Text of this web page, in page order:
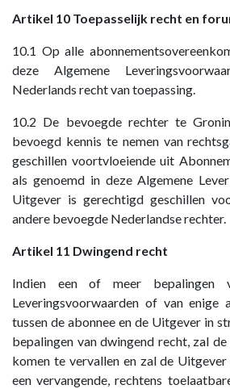
Artikel 10 Toepasselijk recht en
10.1 Op alle
deze Algemene
Nederlands recht van toepassing.
10.2 De bevoegde rechter te
bevoegd kennis te nemen van
geschillen voortvloeiende uit
als genoemd in deze Algemene
Uitgever is gerechtigd geschillen
andere bevoegde Nederlandse rechter.
Artikel 11 Dwingend recht
Indien een of meer bepalingen
Leveringsvoorwaarden of van enige
tussen de abonnee en de Uitgever in
bepalingen van dwingend recht, zal
komen te vervallen en zal de
een vervangende, rechtens